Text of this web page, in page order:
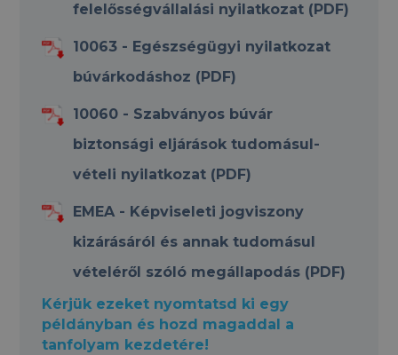
felelősségvállalási nyilatkozat (PDF)
10063 - Egészségügyi nyilatkozat
búvárkodáshoz (PDF)
10060 - Szabványos búvár
biztonsági eljárások tudomásul-
vételi nyilatkozat (PDF)
EMEA - Képviseleti jogviszony
kizárásáról és annak tudomásul
vételéről szóló megállapodás (PDF)
Kérjük ezeket nyomtatsd ki egy
példányban és hozd magaddal a
tanfolyam kezdetére!